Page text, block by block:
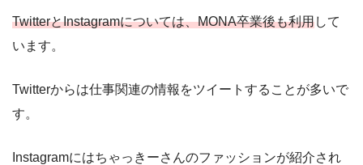
TwitterとInstagramについては、MONA卒業後も利用して
います。
Twitterからは仕事関連の情報をツイートすることが多いで
す。
Instagramにはちゃっきーさんのファッションが紹介され